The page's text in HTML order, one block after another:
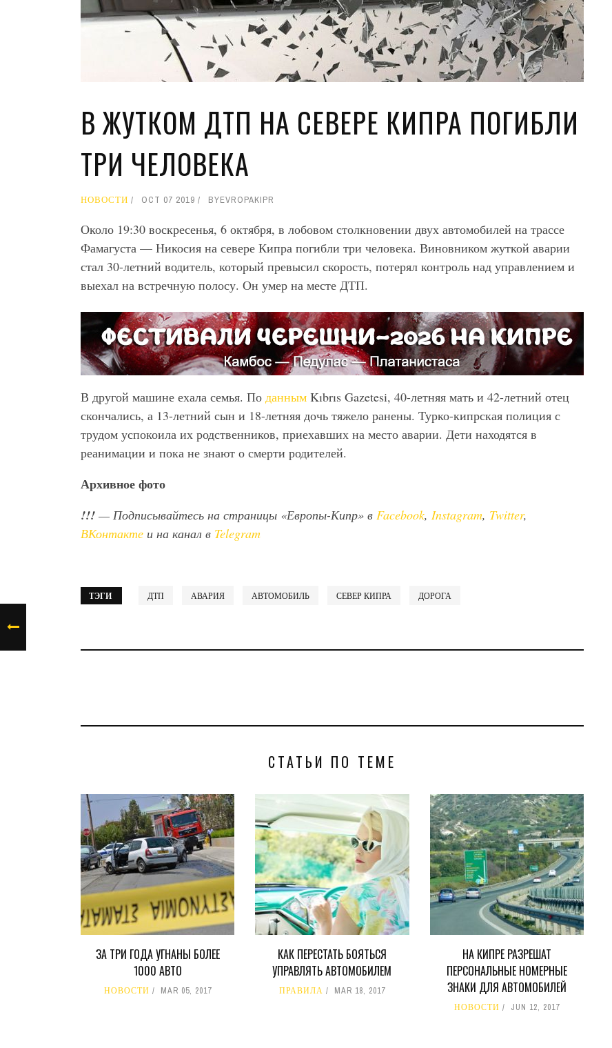
В ЖУТКОМ ДТП НА СЕВЕРЕ КИПРА ПОГИБЛИ
ТРИ ЧЕЛОВЕКА
НОВОСТИ OCT 07 2019 BYEVROPAKIPR
Около 19:30 воскресенья, 6 октября, в лобовом столкновении двух автомобилей на трассе
Фамагуста — Никосия на севере Кипра погибли три человека. Виновником жуткой аварии
стал 30-летний водитель, который превысил скорость, потерял контроль над управлением и
выехал на встречную полосу. Он умер на месте ДТП.
В другой машине ехала семья. По данным Kıbrıs Gazetesi, 40-летняя мать и 42-летний отец
скончались, а 13-летний сын и 18-летняя дочь тяжело ранены. Турко-кипрская полиция с
трудом успокоила их родственников, приехавших на место аварии. Дети находятся в
реанимации и пока не знают о смерти родителей.
Архивное фото
!!! — Подписывайтесь на страницы «Европы-Кипр» в Facebook, Instagram, Twitter,
ВКонтакте и на канал в Telegram
ТЭГИ ДТП АВАРИЯ АВТОМОБИЛЬ СЕВЕР КИПРА ДОРОГА
СТАТЬИ ПО ТЕМЕ
ЗА ТРИ ГОДА УГНАНЫ БОЛЕЕ
1000 АВТО
НОВОСТИ MAR 05, 2017
КАК ПЕРЕСТАТЬ БОЯТЬСЯ
УПРАВЛЯТЬ АВТОМОБИЛЕМ
ПРАВИЛА MAR 18, 2017
НА КИПРЕ РАЗРЕШАТ
ПЕРСОНАЛЬНЫЕ НОМЕРНЫЕ
ЗНАКИ ДЛЯ АВТОМОБИЛЕЙ
НОВОСТИ JUN 12, 2017